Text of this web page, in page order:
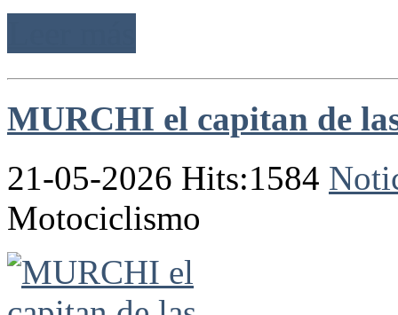
MURCHI el capitan de
21-05-2026 Hits:1584
Motociclismo